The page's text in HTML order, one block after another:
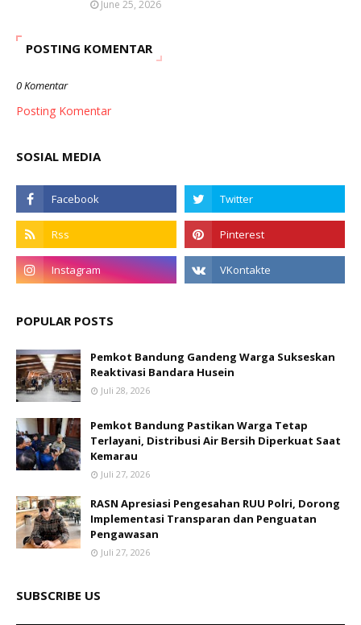
June 25, 2026
POSTING KOMENTAR
0 Komentar
Posting Komentar
SOSIAL MEDIA
POPULAR POSTS
Pemkot Bandung Gandeng Warga Sukseskan
Reaktivasi Bandara Husein
Juli 28, 2026
Pemkot Bandung Pastikan Warga Tetap
Terlayani, Distribusi Air Bersih Diperkuat Saat
Kemarau
Juli 27, 2026
RASN Apresiasi Pengesahan RUU Polri, Dorong
Implementasi Transparan dan Penguatan
Pengawasan
Juli 27, 2026
SUBSCRIBE US